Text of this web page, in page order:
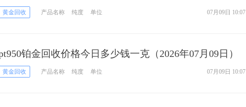
黄金回收 产品名称 纯度 单位 07月09日 10:07
铂金回收价格今日多少钱一克（2026年07月09日）
黄金回收 产品名称 纯度 单位 07月09日 10:07